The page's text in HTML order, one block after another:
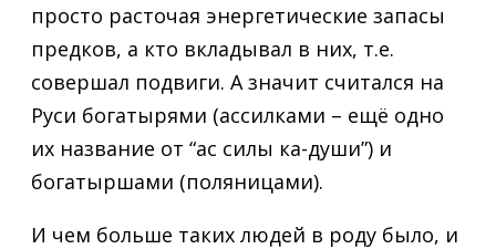
просто расточая энергетические запасы
предков, а кто вкладывал в них, т.е.
совершал подвиги. А значит считался на
Руси богатырями (ассилками – ещё одно
их название от “ас силы ка-души”) и
богатыршами (поляницами).
И чем больше таких людей в роду было, и